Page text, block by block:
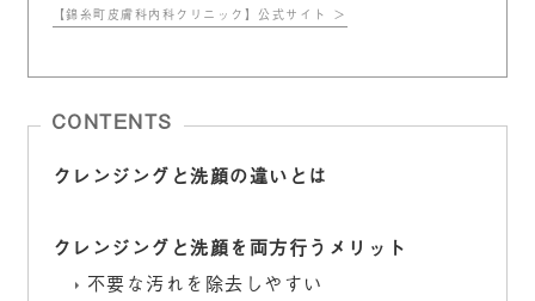
【錦糸町皮膚科内科クリニック】公式サイト
CONTENTS
クレンジングと洗顔の違いとは
クレンジングと洗顔を両方行うメリット
不要な汚れを除去しやすい